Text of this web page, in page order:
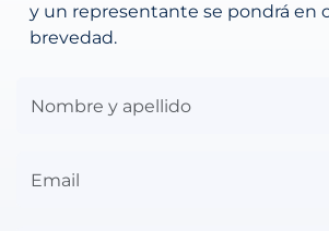
y un representante se pondrá en
brevedad.